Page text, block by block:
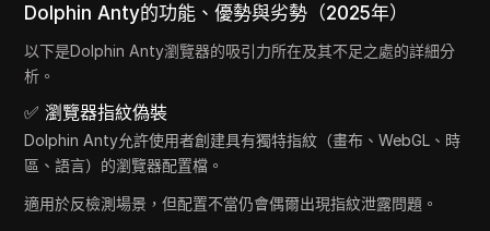
Dolphin Anty的功能、優勢與劣勢（2025年）
以下是Dolphin Anty瀏覽器的吸引力所在及其不足之處的詳細分
析。
✅ 瀏覽器指紋偽裝
Dolphin Anty允許使用者創建具有獨特指紋（畫布、WebGL、時
區、語言）的瀏覽器配置檔。
適用於反檢測場景，但配置不當仍會偶爾出現指紋泄露問題。